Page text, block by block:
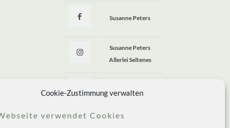
Cookie-Zustimmung verwalten
verwendet Cookies
Susanne Peters
Susanne Peters
Allerlei Seltenes
Allerlei Seltenes